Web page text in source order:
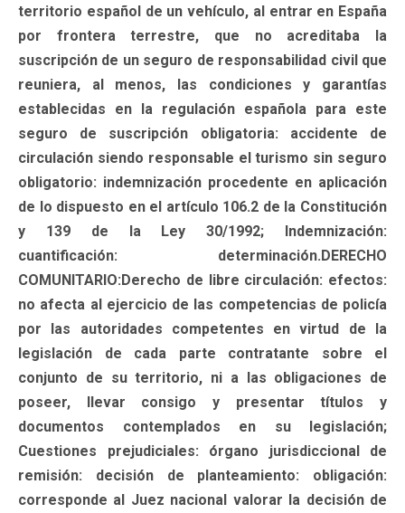
territorio español de un vehículo, al entrar en España
por frontera terrestre, que no acreditaba la
suscripción de un seguro de responsabilidad civil que
reuniera, al menos, las condiciones y garantías
establecidas en la regulación española para este
seguro de suscripción obligatoria: accidente de
circulación siendo responsable el turismo sin seguro
obligatorio: indemnización procedente en aplicación
de lo dispuesto en el artículo 106.2 de la Constitución
y 139 de la Ley 30/1992; Indemnización:
cuantificación: determinación.DERECHO
COMUNITARIO:Derecho de libre circulación: efectos:
no afecta al ejercicio de las competencias de policía
por las autoridades competentes en virtud de la
legislación de cada parte contratante sobre el
conjunto de su territorio, ni a las obligaciones de
poseer, llevar consigo y presentar títulos y
documentos contemplados en su legislación;
Cuestiones prejudiciales: órgano jurisdiccional de
remisión: decisión de planteamiento: obligación:
corresponde al Juez nacional valorar la decisión de